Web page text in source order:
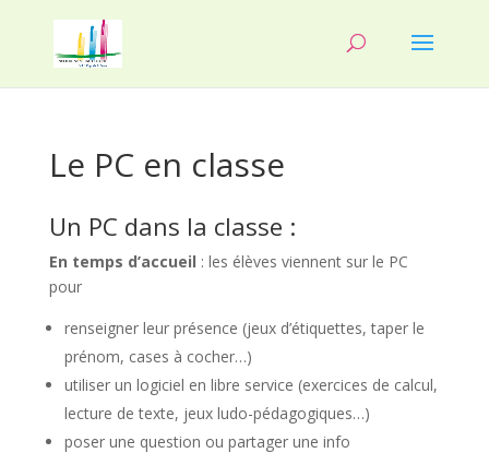
Le PC en classe
Un PC dans la classe :
En temps d’accueil : les élèves viennent sur le PC
pour
renseigner leur présence (jeux d’étiquettes, taper le
prénom, cases à cocher…)
utiliser un logiciel en libre service (exercices de calcul,
lecture de texte, jeux ludo-pédagogiques…)
poser une question ou partager une info